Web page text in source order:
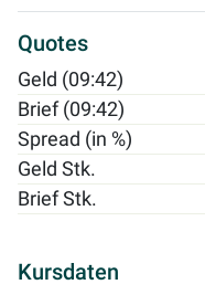
Quotes
Geld (09:42)
Brief (09:42)
Spread (in %)
Geld Stk.
Brief Stk.
Kursdaten